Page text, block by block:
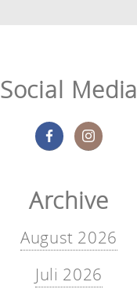
Social Media
Archive
August 2026
Juli 2026